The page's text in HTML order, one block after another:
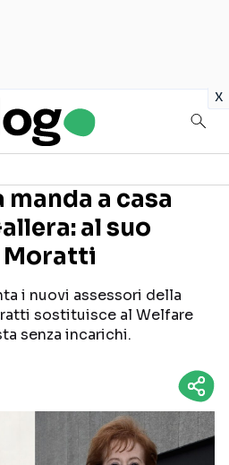
x
sui social
a casa
al suo
Moratti
i nuovi assessori della
sostituisce al Welfare
senza incarichi.